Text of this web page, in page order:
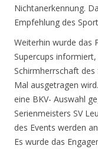
Nichtanerkennung.
Empfehlung des
Weiterhin wurde das
Supercups
Schirmherrschaft
Mal ausgetragen
eine BKV- Auswahl
Serienmeisters SV
des Events werden
Es wurde das